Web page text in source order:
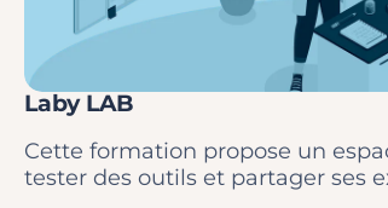
Laby LAB
Cette formation propose un
tester des outils et partager ses